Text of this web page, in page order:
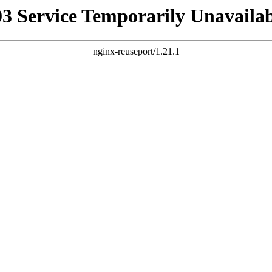
Service Temporarily
nginx-reuseport/1.21.1